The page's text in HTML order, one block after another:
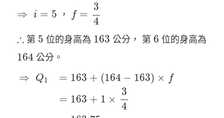
⇒ i = 5
⇒ =5 ， f =
3
4
∴∴第 5
5 位的身高為 163
163 公分， 第 6
6 位的身高為
164
164 公分。
⇒ Q1 = 163 + (164 − 163) × f
= 163 + 1 ×
3
4
1= +( 164 − 163 ) =163 ×3